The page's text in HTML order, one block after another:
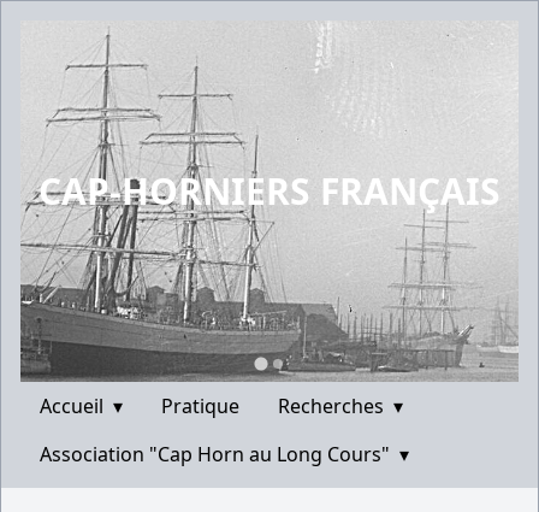
CAP-HORNIERS FRANÇAIS
Accueil ▾ Pratique Recherches ▾
Association "Cap Horn au Long Cours" ▾